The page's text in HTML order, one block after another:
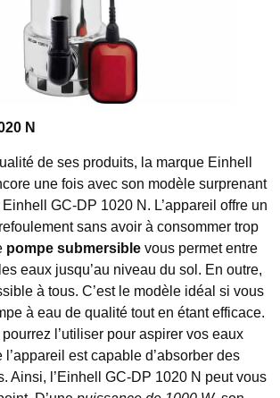
N
de ses produits, la marque Einhell
une fois avec son modèle surprenant
GC-DP 1020 N. L’appareil offre un
sans avoir à consommer trop
pompe submersible vous permet entre
eaux jusqu’au niveau du sol. En outre,
à tous. C’est le modèle idéal si vous
à eau de qualité tout en étant efficace.
l’utiliser pour aspirer vos eaux
est capable d’absorber des
Ainsi, l’Einhell GC-DP 1020 N peut vous